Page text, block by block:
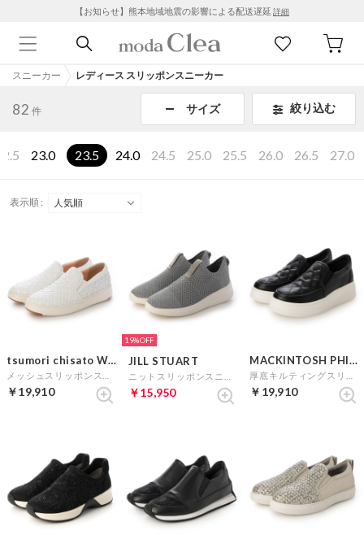
【お知らせ】熊本地域地震の影響による配送遅延 詳細
スニーカー レディース スリッポンスニーカー
82 件 サイズ 絞り込む
23.0 23.5 24.0 24.5 25.0 25.5 26.0 26.5 27.0
表示順 :
tsumori chisato WALK
￥19,910
19%
JILL STUART
￥15,950
MACKINTOSH PHILOSOPHY
￥19,910